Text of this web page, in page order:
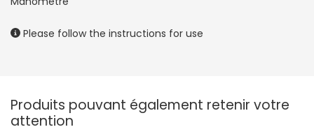
Please follow the instructions for use
Produits pouvant également retenir votre
attention